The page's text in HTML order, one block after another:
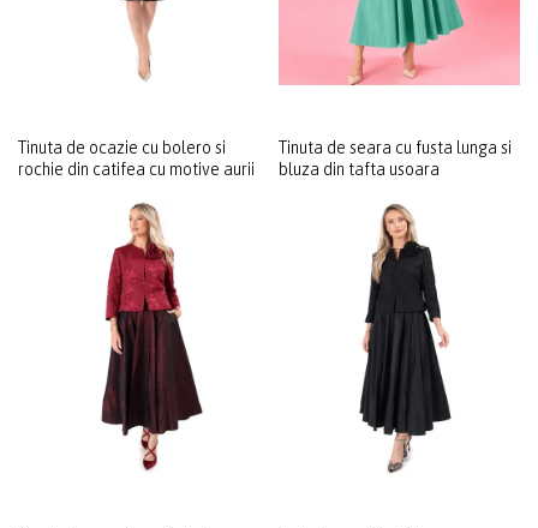
Tinuta de ocazie cu bolero si
rochie din catifea cu motive aurii
Tinuta de seara cu fusta lunga si
bluza din tafta usoara